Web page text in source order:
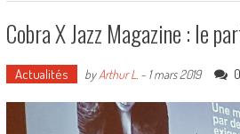
Cobra X Jazz Magazine : le
Actualités byArthur L. - 1 mars 2019 0